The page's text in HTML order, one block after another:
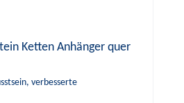
Ketten Anhänger quer
verbesserte